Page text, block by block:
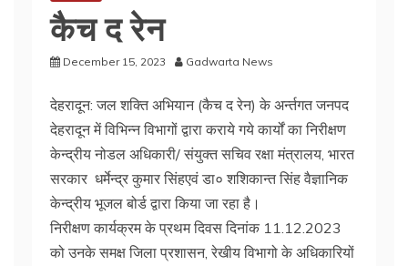
कैच द रेन
December 15, 2023 Gadwarta News
देहरादून: जल शक्ति अभियान (कैच द रेन) के अर्न्तगत जनपद
देहरादून में विभिन्न विभागों द्वारा कराये गये कार्यों का निरीक्षण
केन्द्रीय नोडल अधिकारी/ संयुक्त सचिव रक्षा मंत्रालय, भारत
सरकार धर्मेन्द्र कुमार सिंहएवं डा० शशिकान्त सिंह वैज्ञानिक
केन्द्रीय भूजल बोर्ड द्वारा किया जा रहा है।
निरीक्षण कार्यक्रम के प्रथम दिवस दिनांक 11.12.2023
को उनके समक्ष जिला प्रशासन, रेखीय विभागो के अधिकारियों